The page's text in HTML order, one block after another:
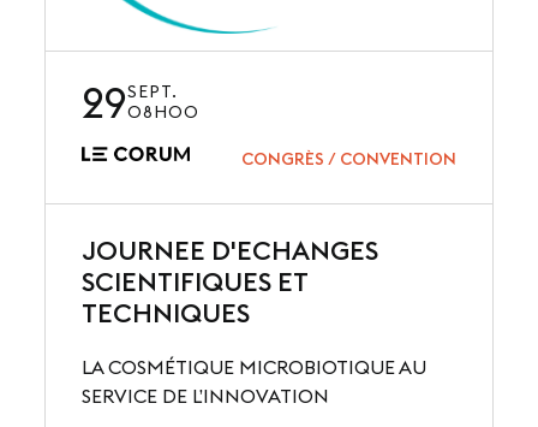
29SEPT.
08H00
CONGRÈS / CONVENTION
JOURNEE D'ECHANGES
SCIENTIFIQUES ET
TECHNIQUES
LA COSMÉTIQUE MICROBIOTIQUE AU
SERVICE DE L’INNOVATION